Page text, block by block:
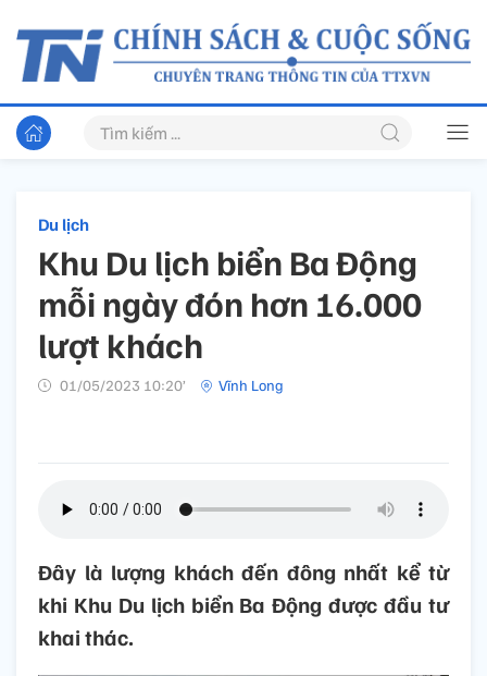
Du lịch
Khu Du lịch biển Ba Động
mỗi ngày đón hơn 16.000
lượt khách
01/05/2023 10:20’ Vĩnh Long
Đây là lượng khách đến đông nhất kể từ
khi Khu Du lịch biển Ba Động được đầu tư
khai thác.